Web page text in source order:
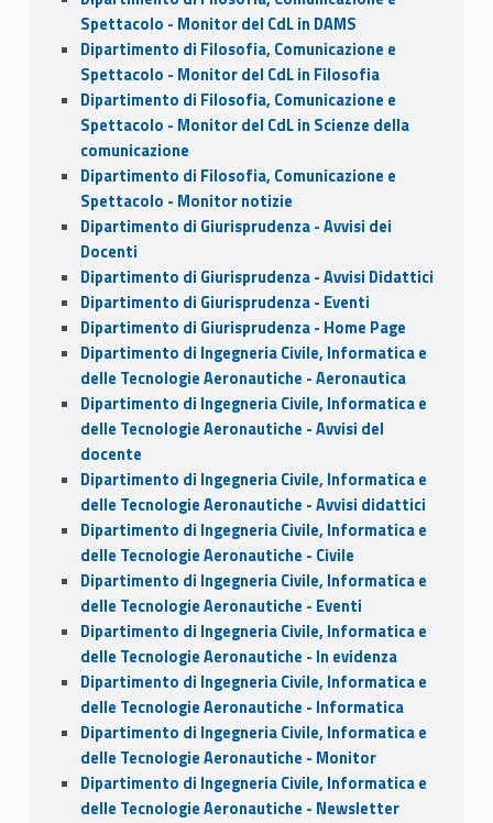
Spettacolo - Monitor del CdL in DAMS
Dipartimento di Filosofia, Comunicazione e
Spettacolo - Monitor del CdL in Filosofia
Dipartimento di Filosofia, Comunicazione e
Spettacolo - Monitor del CdL in Scienze della
comunicazione
Dipartimento di Filosofia, Comunicazione e
Spettacolo - Monitor notizie
Dipartimento di Giurisprudenza - Avvisi dei
Docenti
Dipartimento di Giurisprudenza - Avvisi Didattici
Dipartimento di Giurisprudenza - Eventi
Dipartimento di Giurisprudenza - Home Page
Dipartimento di Ingegneria Civile, Informatica e
delle Tecnologie Aeronautiche - Aeronautica
Dipartimento di Ingegneria Civile, Informatica e
delle Tecnologie Aeronautiche - Avvisi del
docente
Dipartimento di Ingegneria Civile, Informatica e
delle Tecnologie Aeronautiche - Avvisi didattici
Dipartimento di Ingegneria Civile, Informatica e
delle Tecnologie Aeronautiche - Civile
Dipartimento di Ingegneria Civile, Informatica e
delle Tecnologie Aeronautiche - Eventi
Dipartimento di Ingegneria Civile, Informatica e
delle Tecnologie Aeronautiche - In evidenza
Dipartimento di Ingegneria Civile, Informatica e
delle Tecnologie Aeronautiche - Informatica
Dipartimento di Ingegneria Civile, Informatica e
delle Tecnologie Aeronautiche - Monitor
Dipartimento di Ingegneria Civile, Informatica e
delle Tecnologie Aeronautiche - Newsletter